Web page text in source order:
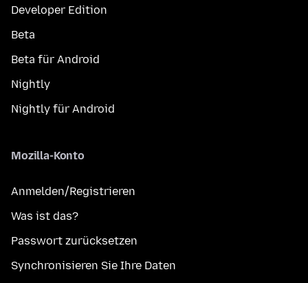
Developer Edition
Beta
Beta für Android
Nightly
Nightly für Android
Mozilla-Konto
Anmelden/Registrieren
Was ist das?
Passwort zurücksetzen
Synchronisieren Sie Ihre Daten